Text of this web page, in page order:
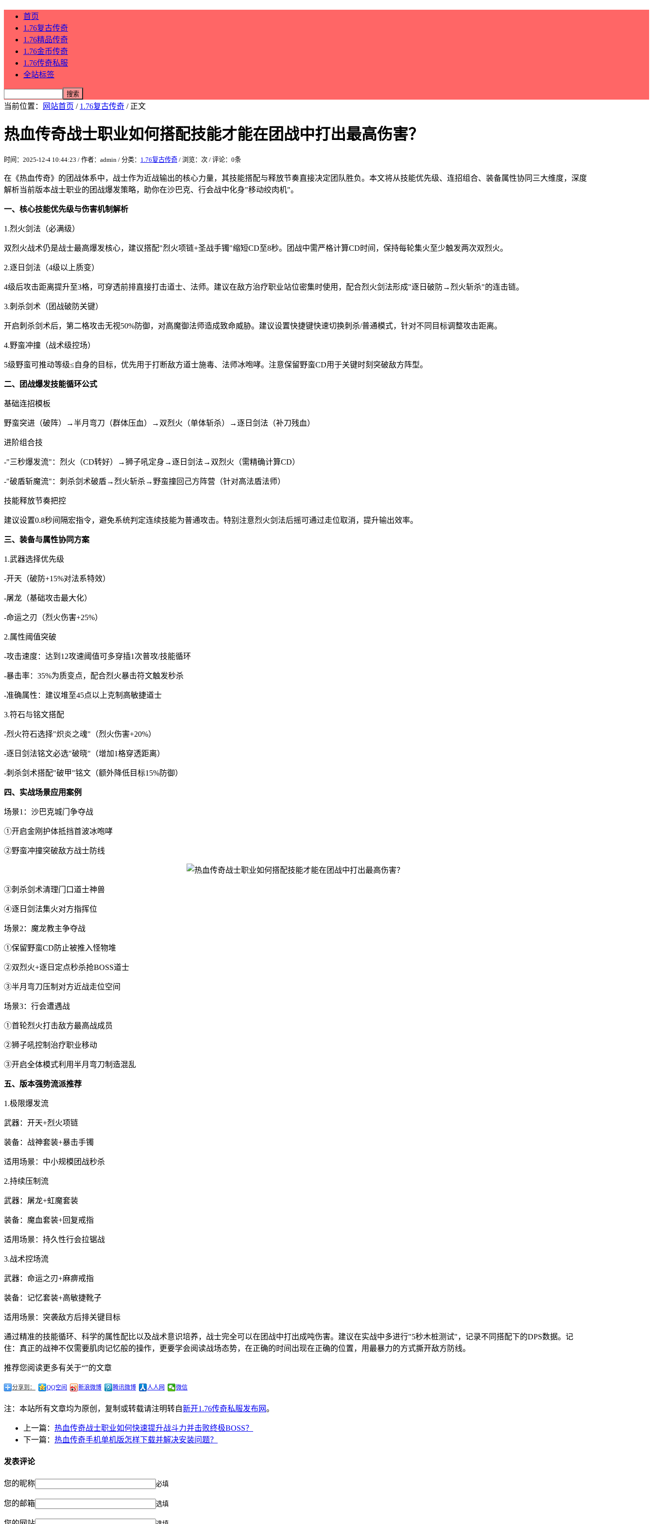
首页
1.76复古传奇
1.76精品传奇
1.76金币传奇
1.76传奇私服
全站标签
当前位置： 网站首页 / 1.76复古传奇 / 正文
热血传奇战士职业如何搭配技能才能在团战中打出最高伤害？
时间：2025-12-4 10:44:23 / 作者：admin / 分类： 1.76复古传奇 / 浏览： 次 / 评论：0条
在《热血传奇》的团战体系中，战士作为近战输出的核心力量，其技能搭配与释放节奏直接决定团队胜负。本文将从技能优先级、连招组合、装备属性协同三大维度，深度
解析当前版本战士职业的团战爆发策略，助你在沙巴克、行会战中化身"移动绞肉机"。
一、核心技能优先级与伤害机制解析
1.烈火剑法（必满级）
双烈火战术仍是战士最高爆发核心，建议搭配"烈火项链+圣战手镯"缩短CD至8秒。团战中需严格计算CD时间，保持每轮集火至少触发两次双烈火。
2.逐日剑法（4级以上质变）
4级后攻击距离提升至3格，可穿透前排直接打击道士、法师。建议在敌方治疗职业站位密集时使用，配合烈火剑法形成"逐日破防→烈火斩杀"的连击链。
3.刺杀剑术（团战破防关键）
开启刺杀剑术后，第二格攻击无视50%防御，对高魔御法师造成致命威胁。建议设置快捷键快速切换刺杀/普通模式，针对不同目标调整攻击距离。
4.野蛮冲撞（战术级控场）
5级野蛮可推动等级≤自身的目标，优先用于打断敌方道士施毒、法师冰咆哮。注意保留野蛮CD用于关键时刻突破敌方阵型。
二、团战爆发技能循环公式
基础连招模板
野蛮突进（破阵）→半月弯刀（群体压血）→双烈火（单体斩杀）→逐日剑法（补刀残血）
进阶组合技
-"三秒爆发流"：烈火（CD转好）→狮子吼定身→逐日剑法→双烈火（需精确计算CD）
-"破盾斩魔流"：刺杀剑术破盾→烈火斩杀→野蛮撞回己方阵营（针对高法盾法师）
技能释放节奏把控
建议设置0.8秒间隔宏指令，避免系统判定连续技能为普通攻击。特别注意烈火剑法后摇可通过走位取消，提升输出效率。
三、装备与属性协同方案
1.武器选择优先级
-开天（破防+15%对法系特效）
-屠龙（基础攻击最大化）
-命运之刃（烈火伤害+25%）
2.属性阈值突破
-攻击速度：达到12攻速阈值可多穿插1次普攻/技能循环
-暴击率：35%为质变点，配合烈火暴击符文触发秒杀
-准确属性：建议堆至45点以上克制高敏捷道士
3.符石与铭文搭配
-烈火符石选择"炽炎之魂"（烈火伤害+20%）
-逐日剑法铭文必选"破晓"（增加1格穿透距离）
-刺杀剑术搭配"破甲"铭文（额外降低目标15%防御）
四、实战场景应用案例
场景1：沙巴克城门争夺战
①开启金刚护体抵挡首波冰咆哮
②野蛮冲撞突破敌方战士防线
③刺杀剑术清理门口道士神兽
④逐日剑法集火对方指挥位
场景2：魔龙教主争夺战
①保留野蛮CD防止被推入怪物堆
②双烈火+逐日定点秒杀抢BOSS道士
③半月弯刀压制对方近战走位空间
场景3：行会遭遇战
①首轮烈火打击敌方最高战成员
②狮子吼控制治疗职业移动
③开启全体模式利用半月弯刀制造混乱
五、版本强势流派推荐
1.极限爆发流
武器：开天+烈火项链
装备：战神套装+暴击手镯
适用场景：中小规模团战秒杀
2.持续压制流
武器：屠龙+虹魔套装
装备：魔血套装+回复戒指
适用场景：持久性行会拉锯战
3.战术控场流
武器：命运之刃+麻痹戒指
装备：记忆套装+高敏捷靴子
适用场景：突袭敌方后排关键目标
通过精准的技能循环、科学的属性配比以及战术意识培养，战士完全可以在团战中打出成吨伤害。建议在实战中多进行"5秒木桩测试"，记录不同搭配下的DPS数据。记
住：真正的战神不仅需要肌肉记忆般的操作，更要学会阅读战场态势，在正确的时间出现在正确的位置，用最暴力的方式撕开敌方防线。
推荐您阅读更多有关于“”的文章
分享到： QQ空间 新浪微博 腾讯微博 人人网 微信
注：本站所有文章均为原创，复制或转载请注明转自新开1.76传奇私服发布网。
上一篇： 热血传奇战士职业如何快速提升战斗力并击败终极BOSS？
下一篇： 热血传奇手机单机版怎样下载并解决安装问题？
发表评论
您的昵称 必填
您的邮箱 选填